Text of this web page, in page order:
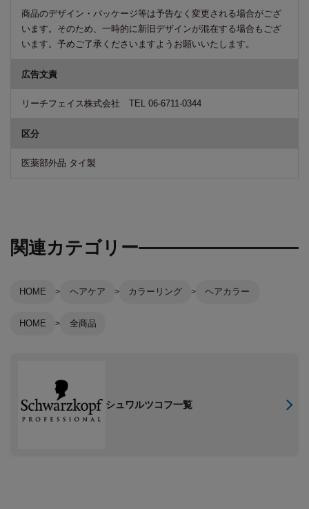
商品のデザイン・パッケージ等は予告なく変更される場合がござ
います。そのため、一時的に新旧デザインが混在する場合もござ
います。予めご了承くださいますようお願いいたします。
広告文責
リーチフェイス株式会社 TEL 06-6711-0344
区分
医薬部外品 タイ製
関連カテゴリー
HOME ヘアケア カラーリング ヘアカラー
HOME 全商品
シュワルツコフ一覧